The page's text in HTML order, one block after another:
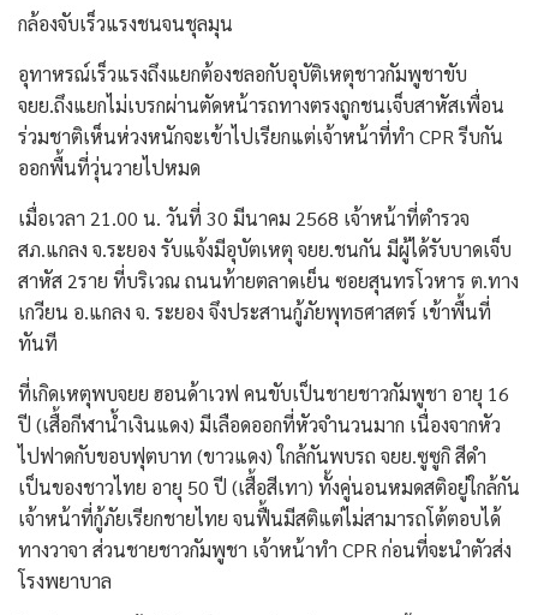
กล้องจับเร็วแรงชนจนชุลมุน
อุทาหรณ์เร็วแรงถึงแยกต้องชลอกับอุบัติเหตุชาวกัมพูชาขับ
จยย.ถึงแยกไม่เบรกผ่านตัดหน้ารถทางตรงถูกชนเจ็บสาหัสเพื่อน
ร่วมชาติเห็นห่วงหนักจะเข้าไปเรียกแต่เจ้าหน้าที่ทำ CPR รีบกัน
ออกพื้นที่วุ่นวายไปหมด
เมื่อเวลา 21.00 น. วันที่ 30 มีนาคม 2568 เจ้าหน้าที่ตำรวจ
สภ.แกลง จ.ระยอง รับแจ้งมีอุบัตเหตุ จยย.ชนกัน มีผู้ได้รับบาดเจ็บ
สาหัส 2ราย ที่บริเวณ ถนนท้ายตลาดเย็น ซอยสุนทรโวหาร ต.ทาง
เกวียน อ.แกลง จ. ระยอง จึงประสานกู้ภัยพุทธศาสตร์ เข้าพื้นที่
ทันที
ที่เกิดเหตุพบจยย ฮอนด้าเวฟ คนขับเป็นชายชาวกัมพูชา อายุ 16
ปี (เสื้อกีฬาน้ำเงินแดง) มีเลือดออกที่หัวจำนวนมาก เนื่องจากหัว
ไปฟาดกับขอบฟุตบาท (ขาวแดง) ใกล้กันพบรถ จยย.ซูซูกิ สีดำ
เป็นของชาวไทย อายุ 50 ปี (เสื้อสีเทา) ทั้งคู่นอนหมดสติอยู่ใกล้กัน
เจ้าหน้าที่กู้ภัยเรียกชายไทย จนฟื้นมีสติแต่ไม่สามารถโต้ตอบได้
ทางวาจา ส่วนชายชาวกัมพูชา เจ้าหน้าทำ CPR ก่อนที่จะนำตัวส่ง
โรงพยาบาล